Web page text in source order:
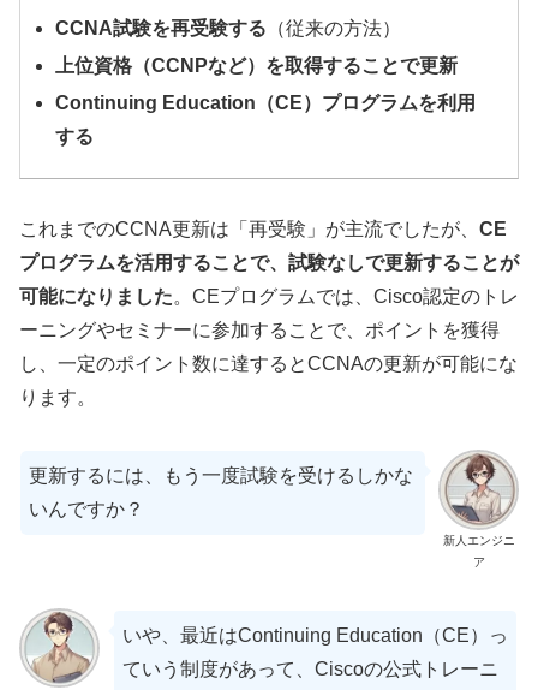
CCNA試験を再受験する （従来の方法）
上位資格（CCNPなど）を取得することで更新
Continuing Education（CE）プログラムを利用
する
これまでのCCNA更新は「再受験」が主流でしたが、 CE
プログラムを活用することで、試験なしで更新することが
可能になりました。CEプログラムでは、Cisco認定のトレ
ーニングやセミナーに参加することで、ポイントを獲得
し、一定のポイント数に達するとCCNAの更新が可能にな
ります。
新人エンジニ
ア
更新するには、もう一度試験を受けるしかな
いんですか？
いや、最近はContinuing Education（CE）っ
ていう制度があって、Ciscoの公式トレーニ